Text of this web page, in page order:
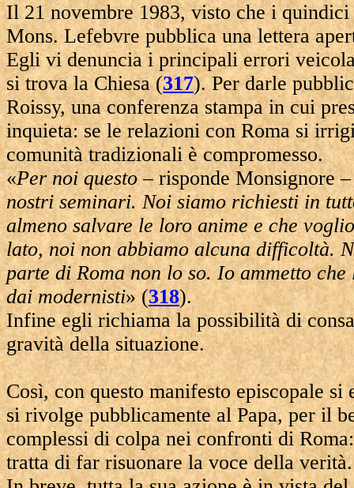
Il 21 novembre 1983, visto che i
Mons. Lefebvre pubblica una lettera
Egli vi denuncia i principali errori
si trova la Chiesa (317). Per darle
Roissy, una conferenza stampa in cui
inquieta: se le relazioni con Roma si
comunità tradizionali è compromesso.
«Per noi questo– risponde Monsignore
nostri seminari. Noi siamo richiesti in
almeno salvare le loro anime e che
lato, noi non abbiamo alcuna difficoltà.
parte di Roma non lo so. Io ammetto
dai modernisti» (318).
Infine egli richiama la possibilità di
gravità della situazione.
Così, con questo manifesto episcopale
si rivolge pubblicamente al Papa, per il
complessi di colpa nei confronti di
tratta di far risuonare la voce della verità.